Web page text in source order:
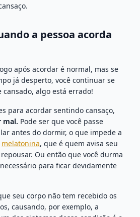
a pessoa acorda
após acordar é normal, mas se
já desperto, você continuar se
algo está errado!
para acordar sentindo cansaço,
mal. Pode ser que você passe
antes do dormir, o que impede a
melatonina, que é quem avisa seu
Ou então que você durma
para ficar devidamente
seu corpo não tem recebido os
causando, por exemplo, a